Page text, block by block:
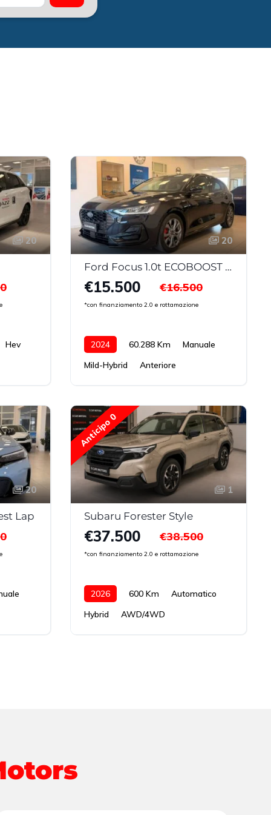
20
Hev
20
Ford Focus 1.0t ECOBOOST H ST-LINE
€15.500
*con finanziamento 2.0 e rottamazione
€16.500
2024 60.288 Km
Manuale
Mild-Hybrid
Anteriore
20
Lap
Anticipo 0
1
Subaru Forester Style
€37.500
*con finanziamento 2.0 e rottamazione
€38.500
2026 600 Km
Automatico
Hybrid
AWD/4WD